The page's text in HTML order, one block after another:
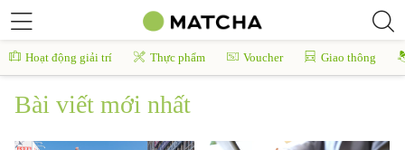
Hoạt động giải trí Thực phẩm Voucher Giao thông
Bài viết mới nhất